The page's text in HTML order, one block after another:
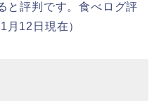
と評判です。食べログ評
12日現在）